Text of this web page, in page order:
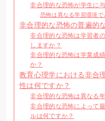
非合理的な恐怖が学生に
恐怖は異なる学習環境
非合理的な恐怖の普遍的
非合理的な恐怖は学習者
しますか？
非合理的な恐怖は学業成
か？
教育心理学における非合
性は何ですか？
非合理的な恐怖は異なる
非合理的な恐怖によって
ルは何ですか？